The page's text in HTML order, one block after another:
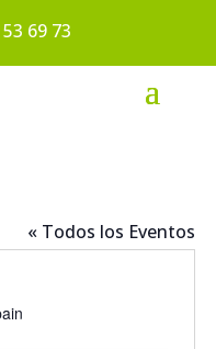
69 73
« Todos los Eventos